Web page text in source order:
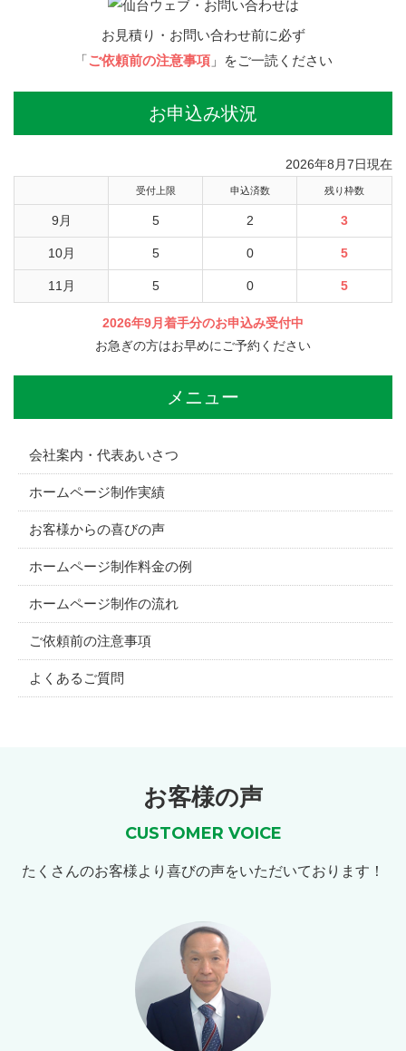
お見積り・お問い合わせ前に必ず
「ご依頼前の注意事項」をご一読ください
お申込み状況
2026年8月7日現在
受付上限 申込済数 残り枠数
9月 5 2 3
10月 5 0 5
11月 5 0 5
2026年9月着手分のお申込み受付中
お急ぎの方はお早めにご予約ください
メニュー
会社案内・代表あいさつ
ホームページ制作実績
お客様からの喜びの声
ホームページ制作料金の例
ホームページ制作の流れ
ご依頼前の注意事項
よくあるご質問
お客様の声
CUSTOMER VOICE
たくさんのお客様より喜びの声をいただいております！